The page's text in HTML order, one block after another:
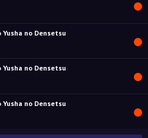
Yusha no Densetsu
Yusha no Densetsu
Yusha no Densetsu